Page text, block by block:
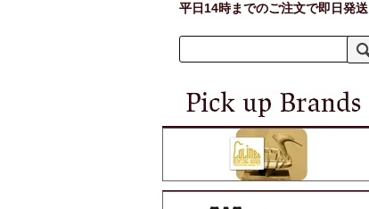
平日14時までのご注文で即日発送